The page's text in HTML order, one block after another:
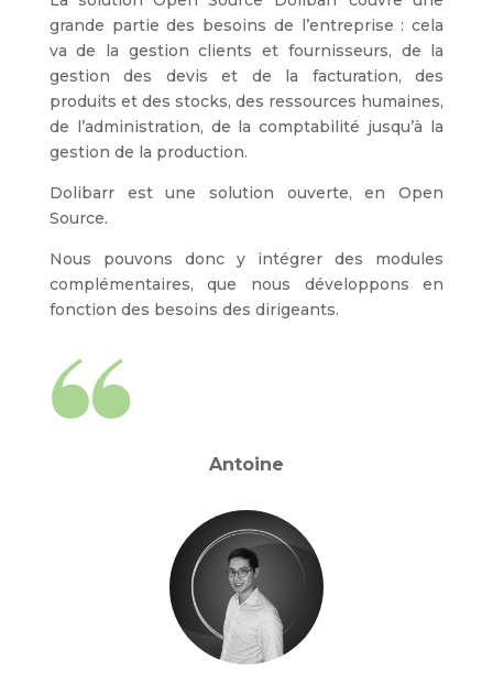
grande partie des besoins de l’entreprise : cela
va de la gestion clients et fournisseurs, de la
gestion des devis et de la facturation, des
produits et des stocks, des ressources humaines,
de l’administration, de la comptabilité jusqu’à la
gestion de la production.
Dolibarr est une solution ouverte, en Open
Source.
Nous pouvons donc y intégrer des modules
complémentaires, que nous développons en
fonction des besoins des dirigeants.
Antoine